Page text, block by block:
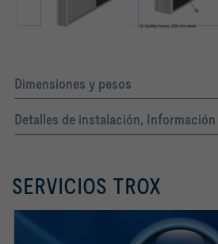
Dimensiones y pesos
Detalles de instalación,
SERVICIOS TROX